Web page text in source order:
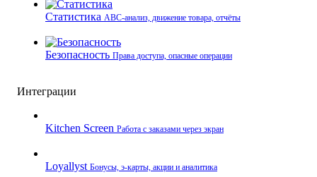
Статистика ABC-анализ, движение товара, отчёты
Безопасность Права доступа, опасные операции
Интеграции
Kitchen Screen Работа с заказами через экран
Loyallyst Бонусы, э‑карты, акции и аналитика